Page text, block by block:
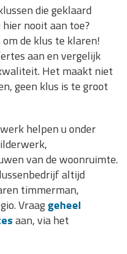
die geklaard
nooit aan toe?
de klus te klaren!
aan en vergelijk
Het maakt niet
geen klus is te groot
helpen u onder
van de woonruimte.
altijd
timmerman,
Vraaggeheel
aan, via het